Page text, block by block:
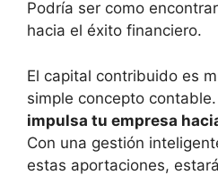
Podría ser como
hacia el éxito financiero.
El capital contribuido es
simple concepto contable.
impulsa tu empresa
Con una gestión
estas aportaciones,